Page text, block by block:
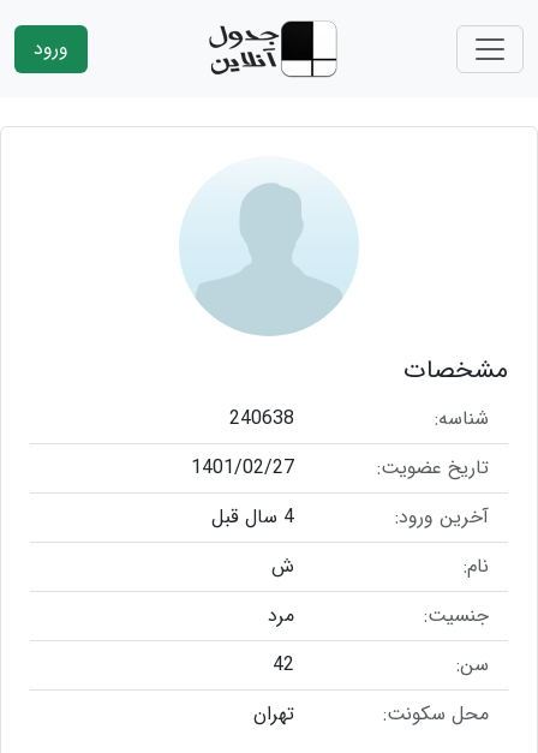
ورود
مشخصات
شناسه:
240638
تاریخ عضویت:
1401/02/27
آخرین ورود:
4 سال قبل
نام:
ش
جنسیت:
مرد
سن:
42
محل سکونت:
تهران